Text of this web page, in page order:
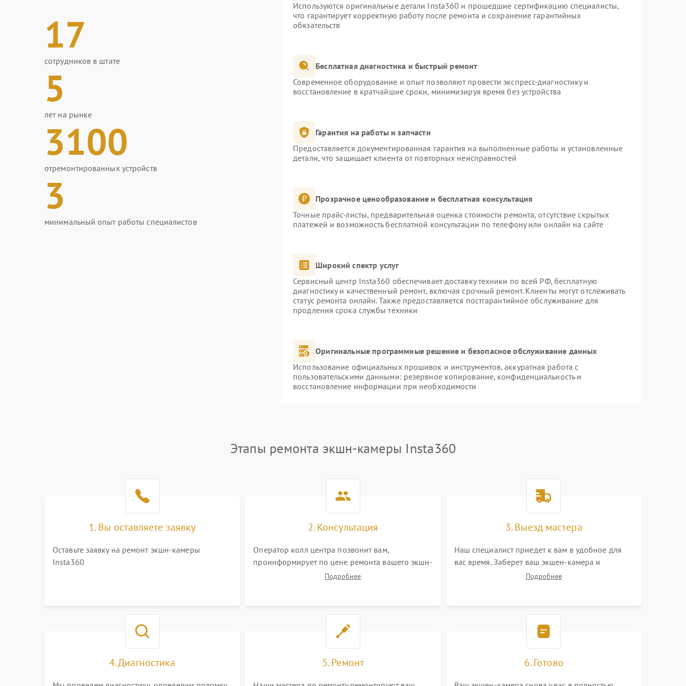
17
сотрудников в штате
5
лет на рынке
3100
отремонтированных устройств
3
минимальный опыт работы специалистов
Используются оригинальные детали Insta360 и прошедшие сертификацию специалисты,
что гарантирует корректную работу после ремонта и сохранение гарантийных
обязательств
Бесплатная диагностика и быстрый ремонт
Современное оборудование и опыт позволяют провести экспресс-диагностику и
восстановление в кратчайшие сроки, минимизируя время без устройства
Гарантия на работы и запчасти
Предоставляется документированная гарантия на выполненные работы и установленные
детали, что защищает клиента от повторных неисправностей
Прозрачное ценообразование и бесплатная консультация
Точные прайс-листы, предварительная оценка стоимости ремонта, отсутствие скрытых
платежей и возможность бесплатной консультации по телефону или онлайн на сайте
Широкий спектр услуг
Сервисный центр Insta360 обеспечивает доставку техники по всей РФ, бесплатную
диагностику и качественный ремонт, включая срочный ремонт. Клиенты могут отслеживать
статус ремонта онлайн. Также предоставляется постгарантийное обслуживание для
продления срока службы техники
Оригинальные программные решение и безопасное обслуживание данных
Использование официальных прошивок и инструментов, аккуратная работа с
пользовательскими данными: резервное копирование, конфиденциальность и
восстановление информации при необходимости
Этапы ремонта экшн-камеры Insta360
1. Вы оставляете заявку
Оставьте заявку на ремонт экшн-камеры
Insta360
2. Консультация
Оператор колл центра позвонит вам,
проинформирует по цене ремонта вашего экшн-
камеры а также ответит на все ваши вопросы.
Подробнее
3. Выезд мастера
Наш специалист приедет к вам в удобное для
вас время. Заберет ваш экшен-камера и
привезет на склад для диагностики.
Подробнее
4. Диагностика 5. Ремонт 6. Готово